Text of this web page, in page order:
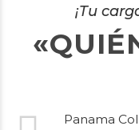
¡Tu
Panama